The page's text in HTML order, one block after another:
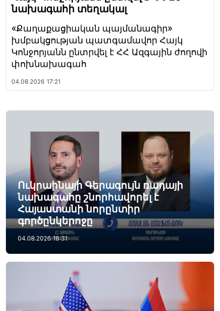
նախագահի տեղակալ
«Քաղաքացիական պայմանագիր»
խմբակցության պատգամավոր Հայկ
Կոնջորյանն ընտրվել է ՀՀ Ազգային ժողովի
փոխնախագահ
04.08.2026 17:21
Ուկրաինայի Գերագույն ռադայի
նախագահը շնորհավորել է
Հայաստանի նորընտիր
գործընկերոջը
04.08.2026 16:31